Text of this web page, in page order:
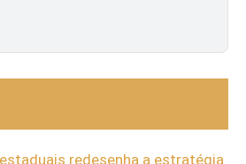
redesenha a estratégia